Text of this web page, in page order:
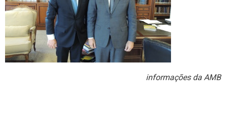
informações da AMB